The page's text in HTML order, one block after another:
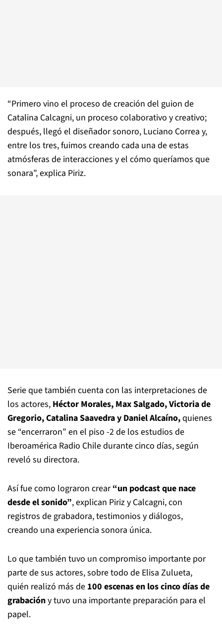
“Primero vino el proceso de creación del guion de
Catalina Calcagni, un proceso colaborativo y creativo;
después, llegó el diseñador sonoro, Luciano Correa y,
entre los tres, fuimos creando cada una de estas
atmósferas de interacciones y el cómo queríamos que
sonara”, explica Piriz.
Serie que también cuenta con las interpretaciones de
los actores, Héctor Morales, Max Salgado, Victoria de
Gregorio, Catalina Saavedra y Daniel Alcaíno,quienes
se “encerraron” en el piso -2 de los estudios de
Iberoamérica Radio Chile durante cinco días, según
reveló su directora.
Así fue como lograron crear“un podcast que nace
desde el sonido”, explican Piriz y Calcagni, con
registros de grabadora, testimonios y diálogos,
creando una experiencia sonora única.
Lo que también tuvo un compromiso importante por
parte de sus actores, sobre todo de Elisa Zulueta,
quién realizó más de 100 escenas en los cinco días de
grabacióny tuvo una importante preparación para el
papel.